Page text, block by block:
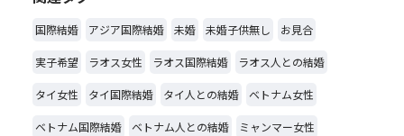
国際結婚 アジア国際結婚 未婚 未婚子供無し お見合
実子希望 ラオス女性 ラオス国際結婚 ラオス人との結婚
タイ女性 タイ国際結婚 タイ人との結婚 ベトナム女性
ベトナム国際結婚 ベトナム人との結婚 ミャンマー女性